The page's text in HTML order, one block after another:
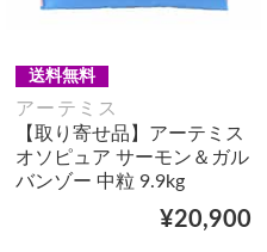
送料無料
アーテミス
【取り寄せ品】アーテミス
オソピュア サーモン＆ガル
バンゾー 中粒 9.9kg
¥20,900